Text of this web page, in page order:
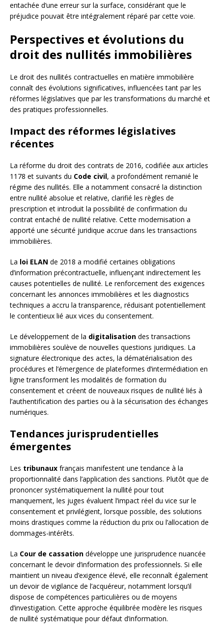
entachée d’une erreur sur la surface, considérant que le
préjudice pouvait être intégralement réparé par cette voie.
Perspectives et évolutions du
droit des nullités immobilières
Le droit des nullités contractuelles en matière immobilière
connaît des évolutions significatives, influencées tant par les
réformes législatives que par les transformations du marché et
des pratiques professionnelles.
Impact des réformes législatives
récentes
La réforme du droit des contrats de 2016, codifiée aux articles
1178 et suivants du Code civil, a profondément remanié le
régime des nullités. Elle a notamment consacré la distinction
entre nullité absolue et relative, clarifié les règles de
prescription et introduit la possibilité de confirmation du
contrat entaché de nullité relative. Cette modernisation a
apporté une sécurité juridique accrue dans les transactions
immobilières.
La loi ELAN de 2018 a modifié certaines obligations
d’information précontractuelle, influençant indirectement les
causes potentielles de nullité. Le renforcement des exigences
concernant les annonces immobilières et les diagnostics
techniques a accru la transparence, réduisant potentiellement
le contentieux lié aux vices du consentement.
Le développement de la digitalisation des transactions
immobilières soulève de nouvelles questions juridiques. La
signature électronique des actes, la dématérialisation des
procédures et l’émergence de plateformes d’intermédiation en
ligne transforment les modalités de formation du
consentement et créent de nouveaux risques de nullité liés à
l’authentification des parties ou à la sécurisation des échanges
numériques.
Tendances jurisprudentielles
émergentes
Les tribunaux français manifestent une tendance à la
proportionnalité dans l’application des sanctions. Plutôt que de
prononcer systématiquement la nullité pour tout
manquement, les juges évaluent l’impact réel du vice sur le
consentement et privilégient, lorsque possible, des solutions
moins drastiques comme la réduction du prix ou l’allocation de
dommages-intérêts.
La Cour de cassation développe une jurisprudence nuancée
concernant le devoir d’information des professionnels. Si elle
maintient un niveau d’exigence élevé, elle reconnaît également
un devoir de vigilance de l’acquéreur, notamment lorsqu’il
dispose de compétences particulières ou de moyens
d’investigation. Cette approche équilibrée modère les risques
de nullité systématique pour défaut d’information.